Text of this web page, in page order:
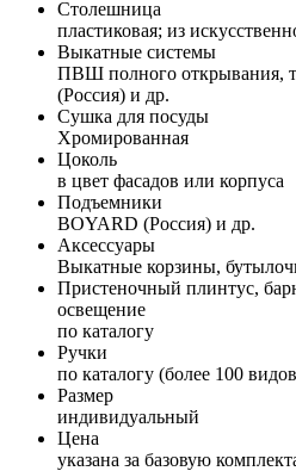
Столешница
пластиковая; из
Выкатные системы
ПВШ полного открывания,
(Россия) и др.
Сушка для посуды
Хромированная
Цоколь
в цвет фасадов или корпуса
Подъемники
BOYARD (Россия) и др.
Аксессуары
Выкатные корзины,
Пристеночный плинтус,
освещение
по каталогу
Ручки
по каталогу (более 100
Размер
индивидуальный
Цена
указана за базовую